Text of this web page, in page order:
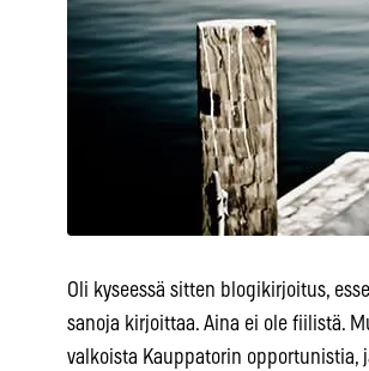
Oli kyseessä sitten blogikirjoitus,
sanoja kirjoittaa. Aina ei ole fiilistä.
valkoista Kauppatorin opportunistia,